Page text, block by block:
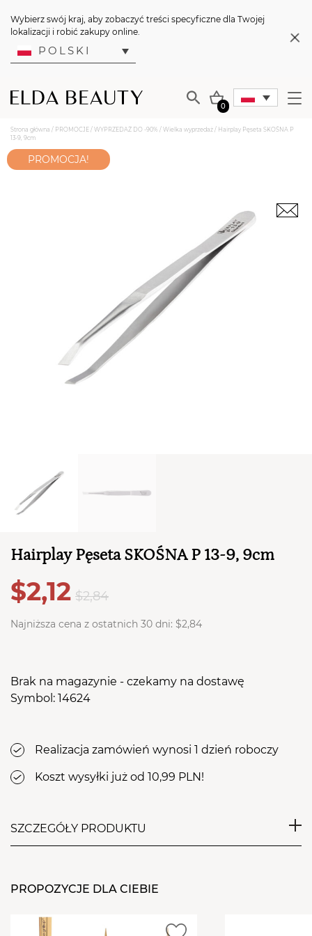
Wybierz swój kraj, aby zobaczyć treści specyficzne dla Twojej
lokalizacji i robić zakupy online.
POLSKI
0
Strona główna / PROMOCJE / WYPRZEDAŻ DO -90% / Wielka wyprzedaż / Hairplay Pęseta SKOŚNA P
13-9, 9cm
PROMOCJA!
Hairplay Pęseta SKOŚNA P 13-9, 9cm
$2,12 $2,84
Najniższa cena z ostatnich 30 dni: $2,84
Brak na magazynie - czekamy na dostawę
Symbol: 14624
Realizacja zamówień wynosi 1 dzień roboczy
Koszt wysyłki już od 10,99 PLN!
SZCZEGÓŁY PRODUKTU
narzędzie dla profesjonalistów w dziedzinie
chirurgicznej
PROPOZYCJE DLA CIEBIE